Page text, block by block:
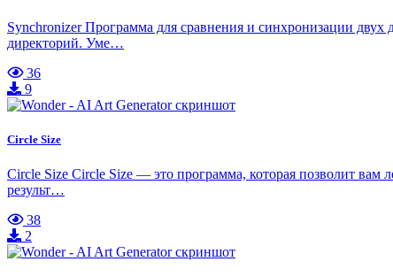
Synchronizer Программа для сравнения и синхронизации
директорий. Уме…
36
9
Circle Size
Circle Size Circle Size — это программа, которая позволит вам
результ…
38
2